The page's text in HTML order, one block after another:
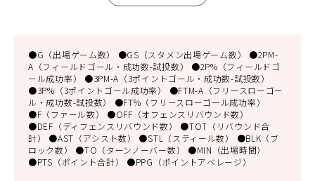
●G（出場ゲーム数） ●GS（スタメン出場ゲーム数） ●2PM-
A（フィールドゴール・成功数-試投数） ●2P%（フィールドゴ
ール成功率） ●3PM-A（3ポイントゴール・成功数-試投数）
●3P%（3ポイントゴール成功率） ●FTM-A（フリースローゴー
ル・成功数-試投数） ●FT%（フリースローゴール成功率）
●F（ファール数） ●OFF（オフェンスリバウンド数）
●DEF（ディフェンスリバウンド数） ●TOT（リバウンド合
計） ●AST（アシスト数） ●STL（スティール数） ●BLK（ブ
ロック数） ●TO（ターンノーバー数） ●MIN（出場時間）
●PTS（ポイント合計） ●PPG（ポイントアベレージ）